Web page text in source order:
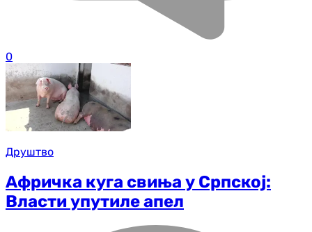
0
Друштво
Афричка куга свиња у Српској:
Власти упутиле апел